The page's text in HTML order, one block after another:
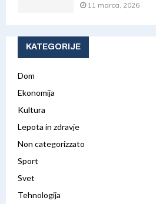
11 marca, 2026
KATEGORIJE
Dom
Ekonomija
Kultura
Lepota in zdravje
Non categorizzato
Sport
Svet
Tehnologija